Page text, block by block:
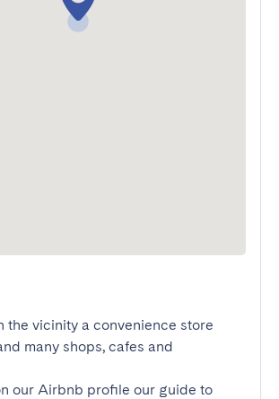
the vicinity a convenience store
many shops, cafes and
our Airbnb profile our guide to